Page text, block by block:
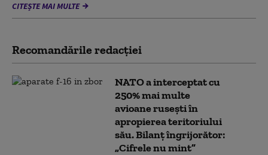
CITEȘTE MAI MULTE
Recomandările redacţiei
NATO a interceptat cu
250% mai multe
avioane rusești în
apropierea teritoriului
său. Bilanț îngrijorător:
„Cifrele nu mint”